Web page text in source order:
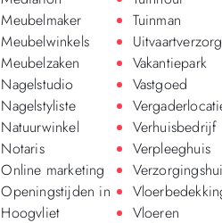
Meubelmaker
Meubelwinkels
Meubelzaken
Nagelstudio
Nagelstyliste
Natuurwinkel
Notaris
Online marketing
Openingstijden in
Hoogvliet
Tuinman
Vakantiepark
Vastgoed
Verhuisbedrijf
Verpleeghuis
Vloeren